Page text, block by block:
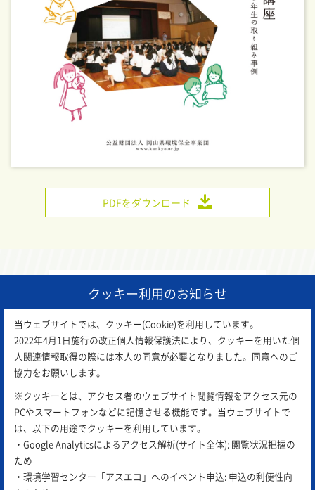
PDFをダウンロード
一覧に戻る
クッキー利用のお知らせ
当ウェブサイトでは、クッキー(Cookie)を利用しています。
2022年4月1日施行の改正個人情報保護法により、クッキーを用いた個
人関連情報取得の際には本人の同意が必要となりました。同意へのご
協力をお願いします。
※クッキーとは、アクセス者のウェブサイト閲覧情報をアクセス元の
PCやスマートフォンなどに記憶させる機能です。当ウェブサイトで
は、以下の用途でクッキーを利用しています。
・Google Analyticsによるアクセス解析(サイト全体): 閲覧状況把握の
ため
・環境学習センター「アスエコ」へのイベント申込: 申込の利便性向
アスエコは 公益財団法人 岡山県環境保全事業団
が運営し